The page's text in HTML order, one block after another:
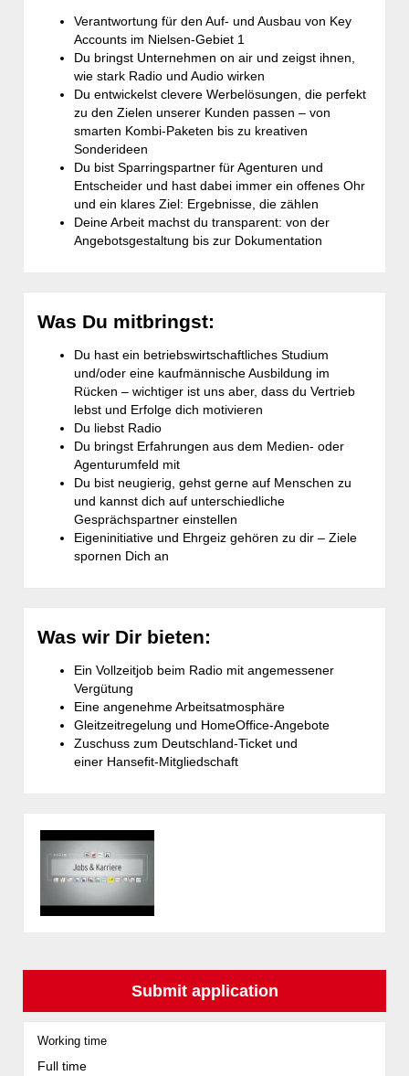
Verantwortung für den Auf- und Ausbau von Key
Accounts im Nielsen-Gebiet 1
Du bringst Unternehmen on air und zeigst ihnen,
wie stark Radio und Audio wirken
Du entwickelst clevere Werbelösungen, die perfekt
zu den Zielen unserer Kunden passen – von
smarten Kombi-Paketen bis zu kreativen
Sonderideen
Du bist Sparringspartner für Agenturen und
Entscheider und hast dabei immer ein offenes Ohr
und ein klares Ziel: Ergebnisse, die zählen
Deine Arbeit machst du transparent: von der
Angebotsgestaltung bis zur Dokumentation
Was Du mitbringst:
Du hast ein betriebswirtschaftliches Studium
und/oder eine kaufmännische Ausbildung im
Rücken – wichtiger ist uns aber, dass du Vertrieb
lebst und Erfolge dich motivieren
Du liebst Radio
Du bringst Erfahrungen aus dem Medien- oder
Agenturumfeld mit
Du bist neugierig, gehst gerne auf Menschen zu
und kannst dich auf unterschiedliche
Gesprächspartner einstellen
Eigeninitiative und Ehrgeiz gehören zu dir – Ziele
spornen Dich an
Was wir Dir bieten:
Ein Vollzeitjob beim Radio mit angemessener
Vergütung
Eine angenehme Arbeitsatmosphäre
Gleitzeitregelung und HomeOffice-Angebote
Zuschuss zum Deutschland-Ticket und
einer Hansefit-Mitgliedschaft
Submit application
Working time
Full time